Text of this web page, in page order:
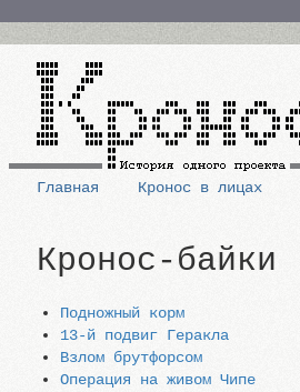
Основная
навигация
Главная Кронос в лицах
Кронос-байки
Подножный корм
13-й подвиг Геракла
Взлом брутфорсом
Операция на живом Чипе